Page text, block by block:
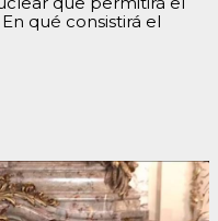
qué consistirá el